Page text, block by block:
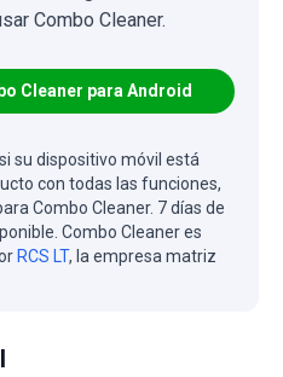
Combo Cleaner.
Cleaner para Android
su dispositivo móvil está
con todas las funciones,
Combo Cleaner. 7 días de
Combo Cleaner es
RCS LT, la empresa matriz